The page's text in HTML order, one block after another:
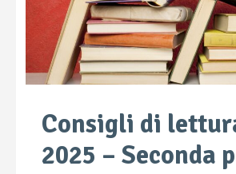
Consigli di
2025 – Seconda